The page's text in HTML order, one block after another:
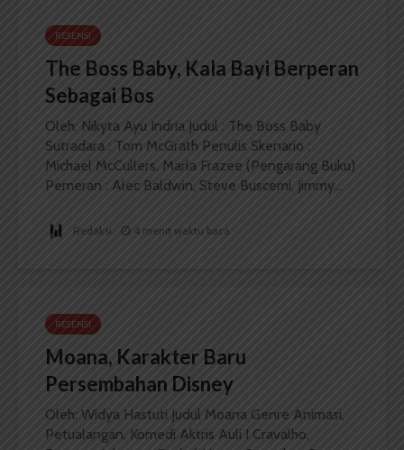
RESENSI
The Boss Baby, Kala Bayi Berperan
Sebagai Bos
Oleh: Nikyta Ayu Indria Judul : The Boss Baby
Sutradara : Tom McGrath Penulis Skenario :
Michael McCullers, Marla Frazee (Pengarang Buku)
Pemeran : Alec Baldwin, Steve Buscemi, Jimmy...
Redaksi 4 menit waktu baca
RESENSI
Moana, Karakter Baru
Persembahan Disney
Oleh: Widya Hastuti Judul Moana Genre Animasi,
Petualangan, Komedi Aktris Auli I Cravalho,